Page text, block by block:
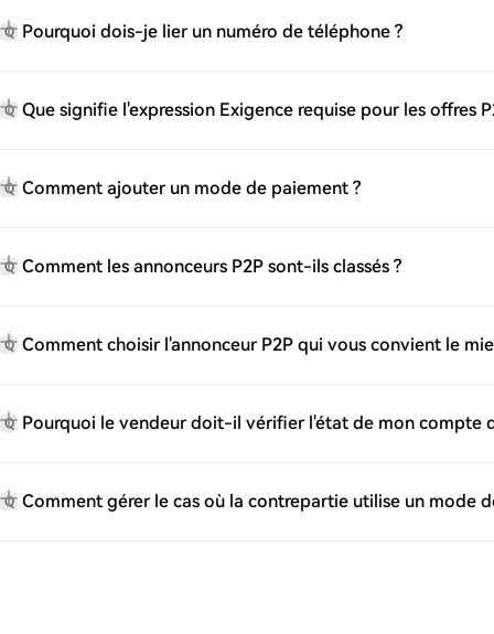
Q Pourquoi dois-je lier un numéro de téléphone ?
Q Que signifie l'expression Exigence requise pour les offres
Q Comment ajouter un mode de paiement ?
Q Comment les annonceurs P2P sont-ils classés ?
Q Comment choisir l'annonceur P2P qui vous convient le
Q Pourquoi le vendeur doit-il vérifier l'état de mon compte
Q Comment gérer le cas où la contrepartie utilise un mode